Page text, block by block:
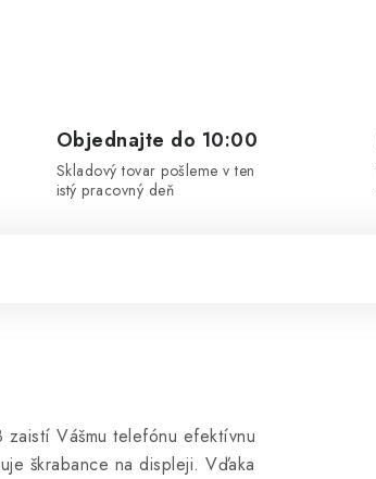
Objednajte do 10:00
Skladový tovar pošleme v ten
istý pracovný deň
Vášmu telefónu efektívnu
škrabance na displeji. Vďaka